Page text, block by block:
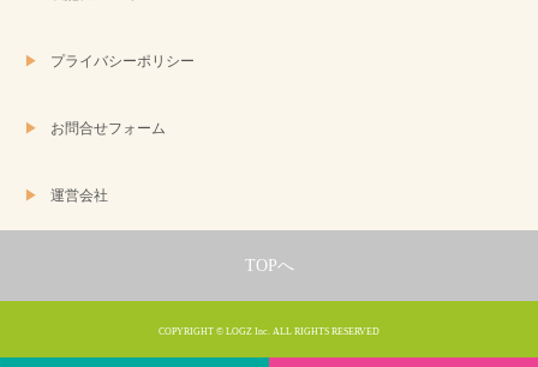
プライバシーポリシー
お問合せフォーム
運営会社
TOPへ
COPYRIGHT © LOGZ Inc. ALL RIGHTS RESERVED